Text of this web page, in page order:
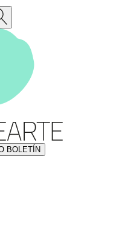
RECIBE NUESTRO BOLETÍN